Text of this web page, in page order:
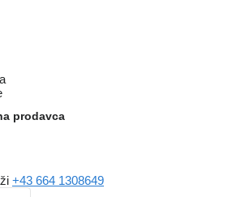
prodavca
+43 664 1308649